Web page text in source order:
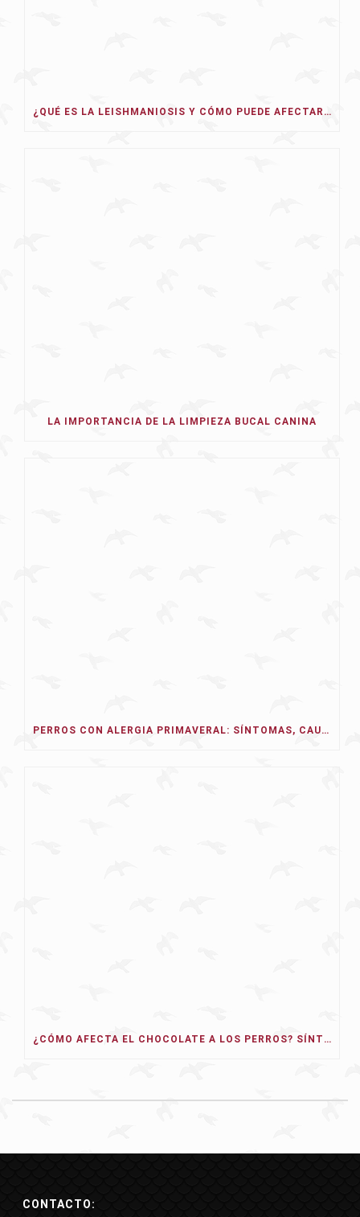
¿QUÉ ES LA LEISHMANIOSIS Y CÓMO PUEDE AFECTAR A NUESTRO PERRO EN 2026?
LA IMPORTANCIA DE LA LIMPIEZA BUCAL CANINA
PERROS CON ALERGIA PRIMAVERAL: SÍNTOMAS, CAUSAS Y TRATAMIENTO
¿CÓMO AFECTA EL CHOCOLATE A LOS PERROS? SÍNTOMAS, TIPOS Y QUÉ HACER
CONTACTO: